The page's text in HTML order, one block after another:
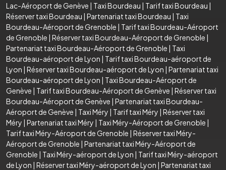
Lac-Aéroport de Genève | Taxi Bourdeau | Tarif taxi Bourdeau |
Réserver taxi Bourdeau | Partenariat taxi Bourdeau | Taxi
Bourdeau-Aéroport de Grenoble | Tarif taxi Bourdeau-Aéroport
de Grenoble | Réserver taxi Bourdeau-Aéroport de Grenoble |
Partenariat taxi Bourdeau-Aéroport de Grenoble | Taxi
Bourdeau-aéroport de Lyon | Tarif taxi Bourdeau-aéroport de
Lyon | Réserver taxi Bourdeau-aéroport de Lyon | Partenariat taxi
Bourdeau-aéroport de Lyon | Taxi Bourdeau-Aéroport de
Genève | Tarif taxi Bourdeau-Aéroport de Genève | Réserver taxi
Bourdeau-Aéroport de Genève | Partenariat taxi Bourdeau-
Aéroport de Genève | Taxi Méry | Tarif taxi Méry | Réserver taxi
Méry | Partenariat taxi Méry | Taxi Méry-Aéroport de Grenoble |
Tarif taxi Méry-Aéroport de Grenoble | Réserver taxi Méry-
Aéroport de Grenoble | Partenariat taxi Méry-Aéroport de
Grenoble | Taxi Méry-aéroport de Lyon | Tarif taxi Méry-aéroport
de Lyon | Réserver taxi Méry-aéroport de Lyon | Partenariat taxi